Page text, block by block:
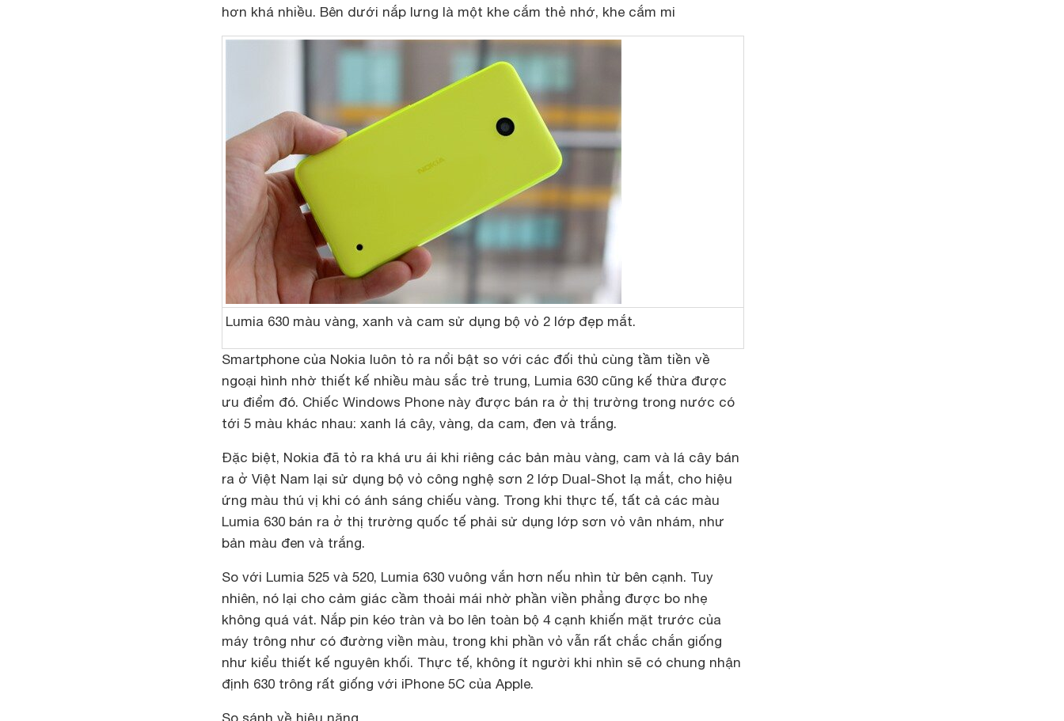
hơn khá nhiều. Bên dưới nắp lưng là một khe cắm thẻ nhớ, khe cắm mi
Lumia 630 màu vàng, xanh và cam sử dụng bộ vỏ 2 lớp đẹp mắt.
Smartphone của Nokia luôn tỏ ra nổi bật so với các đối thủ cùng tầm tiền về
ngoại hình nhờ thiết kế nhiều màu sắc trẻ trung, Lumia 630 cũng kế thừa được
ưu điểm đó. Chiếc Windows Phone này được bán ra ở thị trường trong nước có
tới 5 màu khác nhau: xanh lá cây, vàng, da cam, đen và trắng.
Đặc biệt, Nokia đã tỏ ra khá ưu ái khi riêng các bản màu vàng, cam và lá cây bán
ra ở Việt Nam lại sử dụng bộ vỏ công nghệ sơn 2 lớp Dual-Shot lạ mắt, cho hiệu
ứng màu thú vị khi có ánh sáng chiếu vàng. Trong khi thực tế, tất cả các màu
Lumia 630 bán ra ở thị trường quốc tế phải sử dụng lớp sơn vỏ vân nhám, như
bản màu đen và trắng.
So với Lumia 525 và 520, Lumia 630 vuông vắn hơn nếu nhìn từ bên cạnh. Tuy
nhiên, nó lại cho cảm giác cầm thoải mái nhờ phần viền phẳng được bo nhẹ
không quá vát. Nắp pin kéo tràn và bo lên toàn bộ 4 cạnh khiến mặt trước của
máy trông như có đường viền màu, trong khi phần vỏ vẫn rất chắc chắn giống
như kiểu thiết kế nguyên khối. Thực tế, không ít người khi nhìn sẽ có chung nhận
định 630 trông rất giống với iPhone 5C của Apple.
So sánh về hiệu năng